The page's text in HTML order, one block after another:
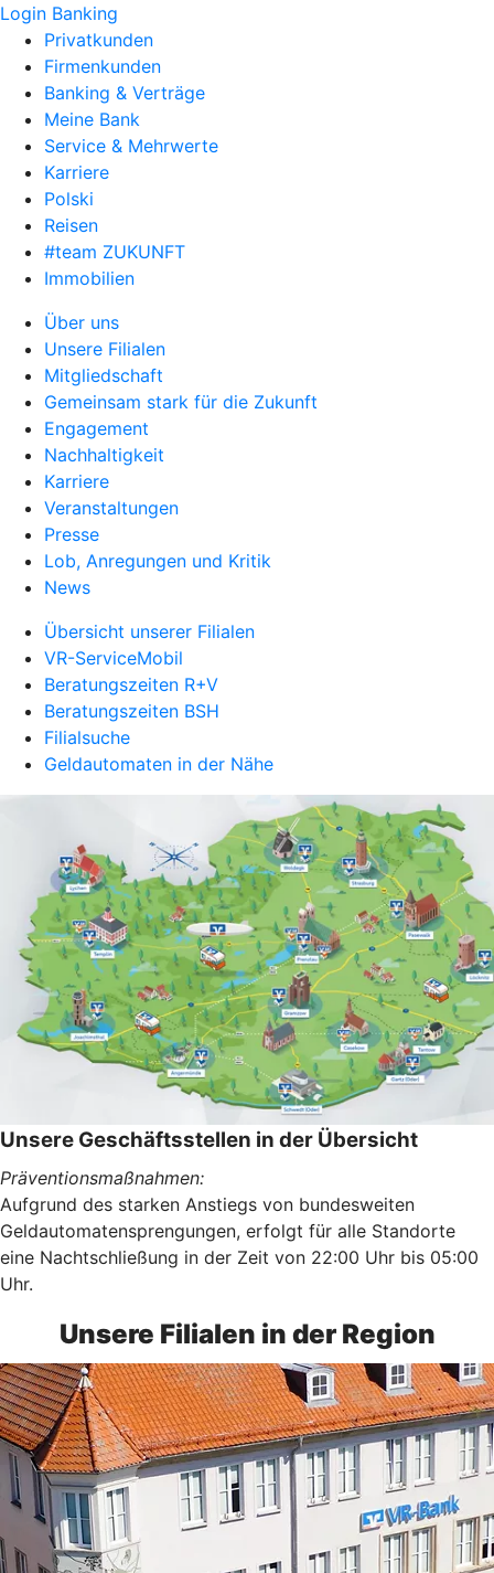
Login Banking
Privatkunden
Firmenkunden
Banking & Verträge
Meine Bank
Service & Mehrwerte
Karriere
Polski
Reisen
#team ZUKUNFT
Immobilien
Über uns
Unsere Filialen
Mitgliedschaft
Gemeinsam stark für die Zukunft
Engagement
Nachhaltigkeit
Karriere
Veranstaltungen
Presse
Lob, Anregungen und Kritik
News
Übersicht unserer Filialen
VR-ServiceMobil
Beratungszeiten R+V
Beratungszeiten BSH
Filialsuche
Geldautomaten in der Nähe
Unsere Geschäftsstellen in der Übersicht
Präventionsmaßnahmen:
Aufgrund des starken Anstiegs von bundesweiten
Geldautomatensprengungen, erfolgt für alle Standorte
eine Nachtschließung in der Zeit von 22:00 Uhr bis 05:00
Uhr.
Unsere Filialen in der Region